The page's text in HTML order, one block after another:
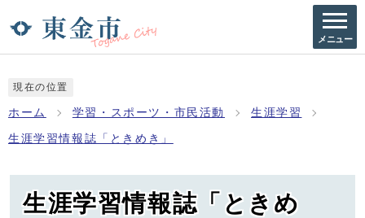
メニュー
現在の位置
ホーム 学習・スポーツ・市民活動 生涯学習
生涯学習情報誌「ときめき」
生涯学習情報誌「ときめ